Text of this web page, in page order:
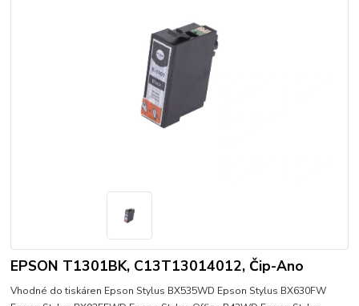
EPSON T1301BK, C13T13014012, Čip-Ano
Vhodné do tiskáren Epson Stylus BX535WD Epson Stylus BX630FW